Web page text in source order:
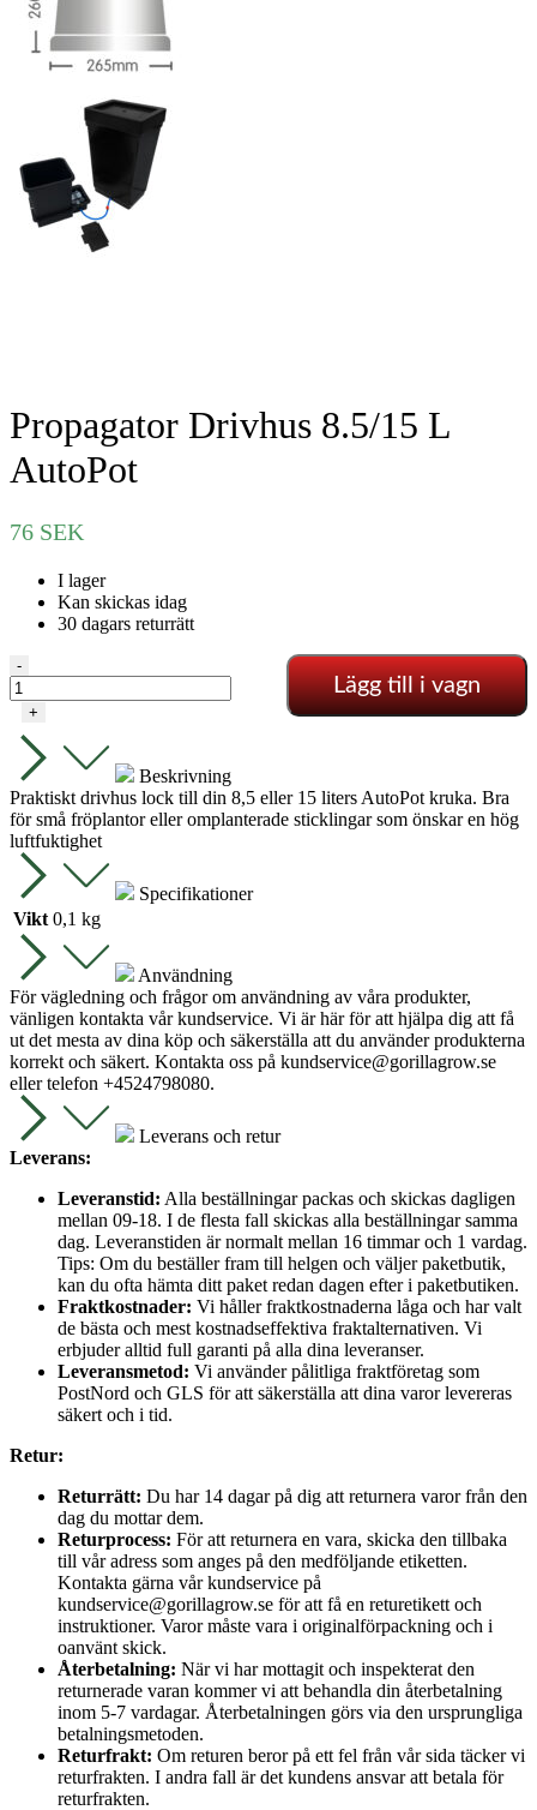
Propagator Drivhus 8.5/15 L
AutoPot
76 SEK
I lager
Kan skickas idag
30 dagars returrätt
Propagator
Drivhus
8.5/15
AutoPot
mängd
-
+
Lägg till i vagn
Beskrivning
Praktiskt drivhus lock till din 8,5 eller 15 liters AutoPot kruka. Bra
för små fröplantor eller omplanterade sticklingar som önskar en hög
luftfuktighet
Specifikationer
Vikt 0,1 kg
Användning
För vägledning och frågor om användning av våra produkter,
vänligen kontakta vår kundservice. Vi är här för att hjälpa dig att få
ut det mesta av dina köp och säkerställa att du använder produkterna
korrekt och säkert. Kontakta oss på kundservice@gorillagrow.se
eller telefon +4524798080.
Leverans och retur
Leverans:
Leveranstid: Alla beställningar packas och skickas dagligen
mellan 09-18. I de flesta fall skickas alla beställningar samma
dag. Leveranstiden är normalt mellan 16 timmar och 1 vardag.
Tips: Om du beställer fram till helgen och väljer paketbutik,
kan du ofta hämta ditt paket redan dagen efter i paketbutiken.
Fraktkostnader: Vi håller fraktkostnaderna låga och har valt
de bästa och mest kostnadseffektiva fraktalternativen. Vi
erbjuder alltid full garanti på alla dina leveranser.
Leveransmetod: Vi använder pålitliga fraktföretag som
PostNord och GLS för att säkerställa att dina varor levereras
säkert och i tid.
Retur:
Returrätt: Du har 14 dagar på dig att returnera varor från den
dag du mottar dem.
Returprocess: För att returnera en vara, skicka den tillbaka
till vår adress som anges på den medföljande etiketten.
Kontakta gärna vår kundservice på
kundservice@gorillagrow.se för att få en returetikett och
instruktioner. Varor måste vara i originalförpackning och i
oanvänt skick.
Återbetalning: När vi har mottagit och inspekterat den
returnerade varan kommer vi att behandla din återbetalning
inom 5-7 vardagar. Återbetalningen görs via den ursprungliga
betalningsmetoden.
Returfrakt: Om returen beror på ett fel från vår sida täcker vi
returfrakten. I andra fall är det kundens ansvar att betala för
returfrakten.